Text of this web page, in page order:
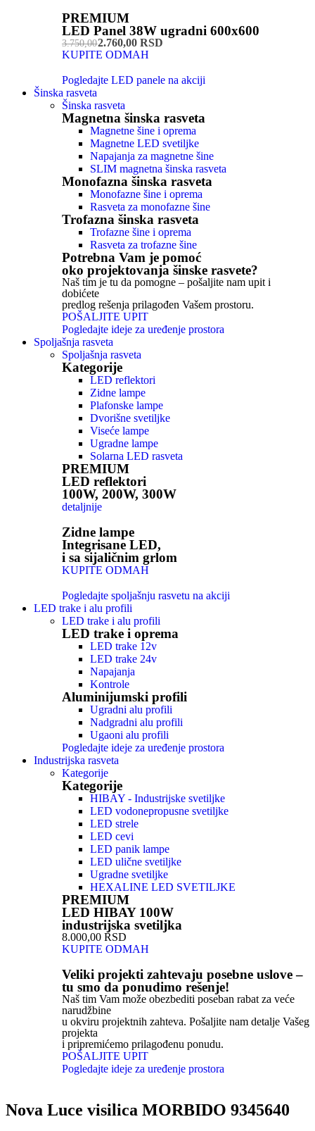
PREMIUM
LED Panel 38W ugradni 600x600
3.750,002.760,00 RSD
KUPITE ODMAH
Pogledajte LED panele na akciji
Šinska rasveta
Šinska rasveta
Magnetna šinska rasveta
Magnetne šine i oprema
Magnetne LED svetiljke
Napajanja za magnetne šine
SLIM magnetna šinska rasveta
Monofazna šinska rasveta
Monofazne šine i oprema
Rasveta za monofazne šine
Trofazna šinska rasveta
Trofazne šine i oprema
Rasveta za trofazne šine
Potrebna Vam je pomoć
oko projektovanja šinske rasvete?
Naš tim je tu da pomogne – pošaljite nam upit i
dobićete
predlog rešenja prilagođen Vašem prostoru.
POŠALJITE UPIT
Pogledajte ideje za uređenje prostora
Spoljašnja rasveta
Spoljašnja rasveta
Kategorije
LED reflektori
Zidne lampe
Plafonske lampe
Dvorišne svetiljke
Viseće lampe
Ugradne lampe
Solarna LED rasveta
PREMIUM
LED reflektori
100W, 200W, 300W
detaljnije
Zidne lampe
Integrisane LED,
i sa sijaličnim grlom
KUPITE ODMAH
Pogledajte spoljašnju rasvetu na akciji
LED trake i alu profili
LED trake i alu profili
LED trake i oprema
LED trake 12v
LED trake 24v
Napajanja
Kontrole
Aluminijumski profili
Ugradni alu profili
Nadgradni alu profili
Ugaoni alu profili
Pogledajte ideje za uređenje prostora
Industrijska rasveta
Kategorije
Kategorije
HIBAY - Industrijske svetiljke
LED vodonepropusne svetiljke
LED strele
LED cevi
LED panik lampe
LED ulične svetiljke
Ugradne svetiljke
HEXALINE LED SVETILJKE
PREMIUM
LED HIBAY 100W
industrijska svetiljka
8.000,00 RSD
KUPITE ODMAH
Veliki projekti zahtevaju posebne uslove –
tu smo da ponudimo rešenje!
Naš tim Vam može obezbediti poseban rabat za veće
narudžbine
u okviru projektnih zahteva. Pošaljite nam detalje Vašeg
projekta
i pripremićemo prilagođenu ponudu.
POŠALJITE UPIT
Pogledajte ideje za uređenje prostora
Nova Luce visilica MORBIDO 9345640